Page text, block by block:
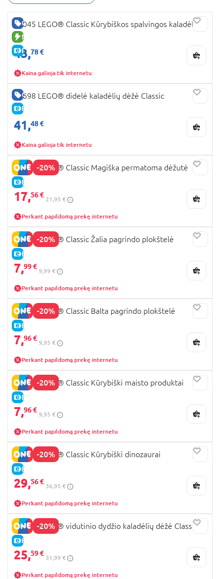
Classic konstruktorius
rinkiniai itin lavina vaikų fantaziją. Nes juose rasite
ne tik instrukcijas kaip sustatyti mielus kūrinius,
rinkinius. Rinkitės savo mėgstamos spalvos, kokia
pastatų, o gal jus sudomins rinkinys, kuriame
rasite daug įvairių ratų, kurie leis jums žaisti ir kurti
ateities automobilių iki senovinių karietų. Ar jau
konstruktoriai
skirtingų akių, kurios skatina kurti mielus gyvūnus
arba netikėtas mistines būtybes. Tarp LEGO Classic
kolekcijos rasite ir LEGO pagrindo plokštes, kurios
tvarką jūsų asmeninėje LEGO kolekcijoje. Verta
LEGO Classic kaina , ją
rasite BabyCity/ToyCity internetinėje
parduotuvėje, kurioje kviečiame apžiūrėti ir kitus
įdomius rinkinius. Tad jei ieškote įdomios
šiuos
rinkinius galėsite įsigyti patogiai ir tiesiai į savo
namus ar artimiausią Omnivos paštomatą.
GERA KAINA
NAUJA PREKĖ
E-KAINA
11045 LEGO® Classic Kūrybiškos spalvingos kaladėlės
43,78 €
Kaina galioja tik internetu
GERA KAINA
E-KAINA
10698 LEGO® didelė kaladėlių dėžė Classic
41,48 €
Kaina galioja tik internetu
-20%
E-KAINA
11040 LEGO® Classic Magiška permatoma dėžutė
17,56 €
21,95 €
Perkant papildomą prekę internetu
-20%
E-KAINA
11023 LEGO® Classic Žalia pagrindo plokštelė
7,99 €
9,99 €
Perkant papildomą prekę internetu
-20%
E-KAINA
11026 LEGO® Classic Balta pagrindo plokštelė
7,96 €
9,95 €
Perkant papildomą prekę internetu
-20%
E-KAINA
11039 LEGO® Classic Kūrybiški maisto produktai
7,96 €
9,95 €
Perkant papildomą prekę internetu
-20%
E-KAINA
11041 LEGO® Classic Kūrybiški dinozaurai
29,56 €
36,95 €
Perkant papildomą prekę internetu
-20%
E-KAINA
10696 LEGO® vidutinio dydžio kaladėlių dėžė Classic
25,59 €
31,99 €
Perkant papildomą prekę internetu